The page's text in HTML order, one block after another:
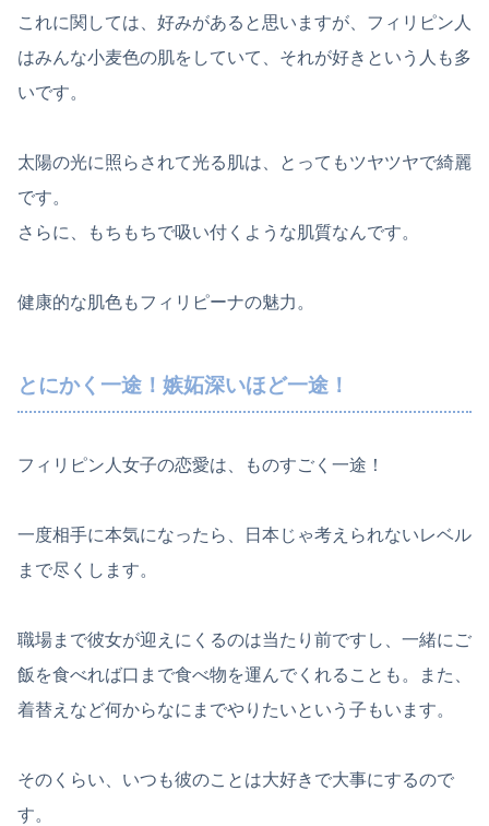
これに関しては、好みがあると思いますが、フィリピン人
はみんな小麦色の肌をしていて、それが好きという人も多
いです。
太陽の光に照らされて光る肌は、とってもツヤツヤで綺麗
です。
さらに、もちもちで吸い付くような肌質なんです。
健康的な肌色もフィリピーナの魅力。
とにかく一途！嫉妬深いほど一途！
フィリピン人女子の恋愛は、ものすごく一途！
一度相手に本気になったら、日本じゃ考えられないレベル
まで尽くします。
職場まで彼女が迎えにくるのは当たり前ですし、一緒にご
飯を食べれば口まで食べ物を運んでくれることも。また、
着替えなど何からなにまでやりたいという子もいます。
そのくらい、いつも彼のことは大好きで大事にするので
す。